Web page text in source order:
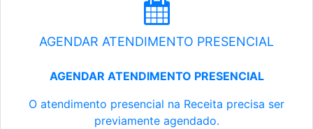
AGENDAR ATENDIMENTO PRESENCIAL
AGENDAR ATENDIMENTO PRESENCIAL
O atendimento presencial na Receita precisa ser
previamente agendado.